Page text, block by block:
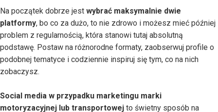
Na początek dobrze jest wybrać maksymalnie dwie
platformy, bo co za dużo, to nie zdrowo i możesz mieć później
problem z regularnością, która stanowi tutaj absolutną
podstawę. Postaw na różnorodne formaty, zaobserwuj profile o
podobnej tematyce i codziennie inspiruj się tym, co na nich
zobaczysz.
Social media w przypadku marketingu marki
motoryzacyjnej lub transportowej to świetny sposób na